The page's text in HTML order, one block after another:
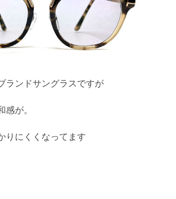
ランドサングラスですが
感が。
りにくくなってます